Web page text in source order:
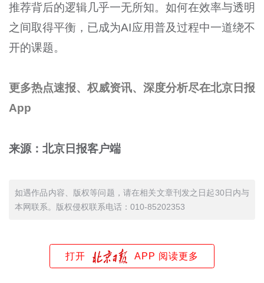
推荐背后的逻辑几乎一无所知。如何在效率与透明
之间取得平衡，已成为AI应用普及过程中一道绕不
开的课题。
更多热点速报、权威资讯、深度分析尽在北京日报
App
来源：北京日报客户端
如遇作品内容、版权等问题，请在相关文章刊发之日起30日内与
本网联系。版权侵权联系电话：010-85202353
打开 APP 阅读更多